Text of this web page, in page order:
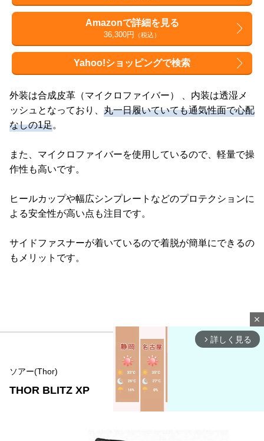
Amazonで詳細を見る
36,300円 （税込）
Yahoo!ショッピングで検索
外装は合成皮革（マイクロファイバー） 、内装は透湿メ
ッシュとなっており、 丸一日履いていても通気性面で心配
なしの1足。
また、マイクロファイバーを使用しているので、軽量で操
作性も高いです。
ヒールカップや幅広シンプレートなどのプロテクションに
よる安全性が高い点も注目です。
サイドファスナーが着いているので着脱が簡単にできるの
もメリットです。
ソアー(Thor)
THOR BLITZ XP
close
arrow_forward_ios 詳しく見る